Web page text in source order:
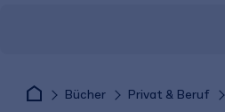
Bücher Privat & Beruf